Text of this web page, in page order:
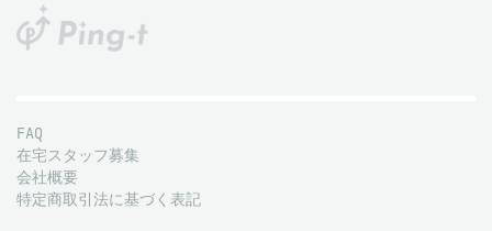
FAQ
在宅スタッフ募集
会社概要
特定商取引法に基づく表記